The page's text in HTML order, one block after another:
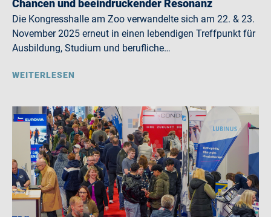
Chancen und beeindruckender Resonanz
Die Kongresshalle am Zoo verwandelte sich am 22. & 23.
November 2025 erneut in einen lebendigen Treffpunkt für
Ausbildung, Studium und berufliche…
WEITERLESEN